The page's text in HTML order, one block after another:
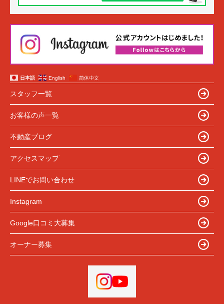
日本語 English 简体中文
スタッフ一覧
お客様の声一覧
不動産ブログ
アクセスマップ
LINEでお問い合わせ
Instagram
Google口コミ大募集
オーナー募集